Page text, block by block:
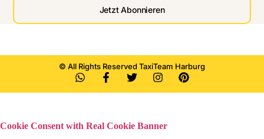
Jetzt Abonnieren
© All Rights Reserved TaxiTeam Harburg
Cookie Consent with Real Cookie Banner